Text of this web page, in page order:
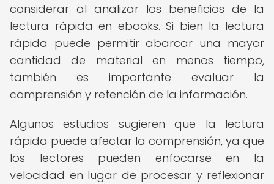
considerar al analizar los beneficios de la
lectura rápida en ebooks. Si bien la lectura
rápida puede permitir abarcar una mayor
cantidad de material en menos tiempo,
también es importante evaluar la
comprensión y retención de la información.
Algunos estudios sugieren que la lectura
rápida puede afectar la comprensión, ya que
los lectores pueden enfocarse en la
velocidad en lugar de procesar y reflexionar